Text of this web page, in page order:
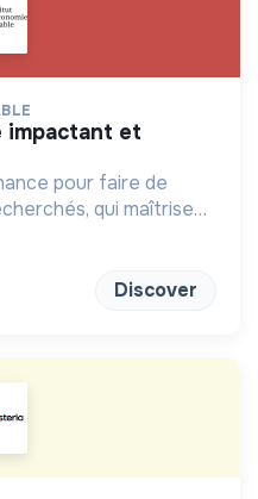
pour faire de
qui maîtrisent
les transforme, pour
Discover